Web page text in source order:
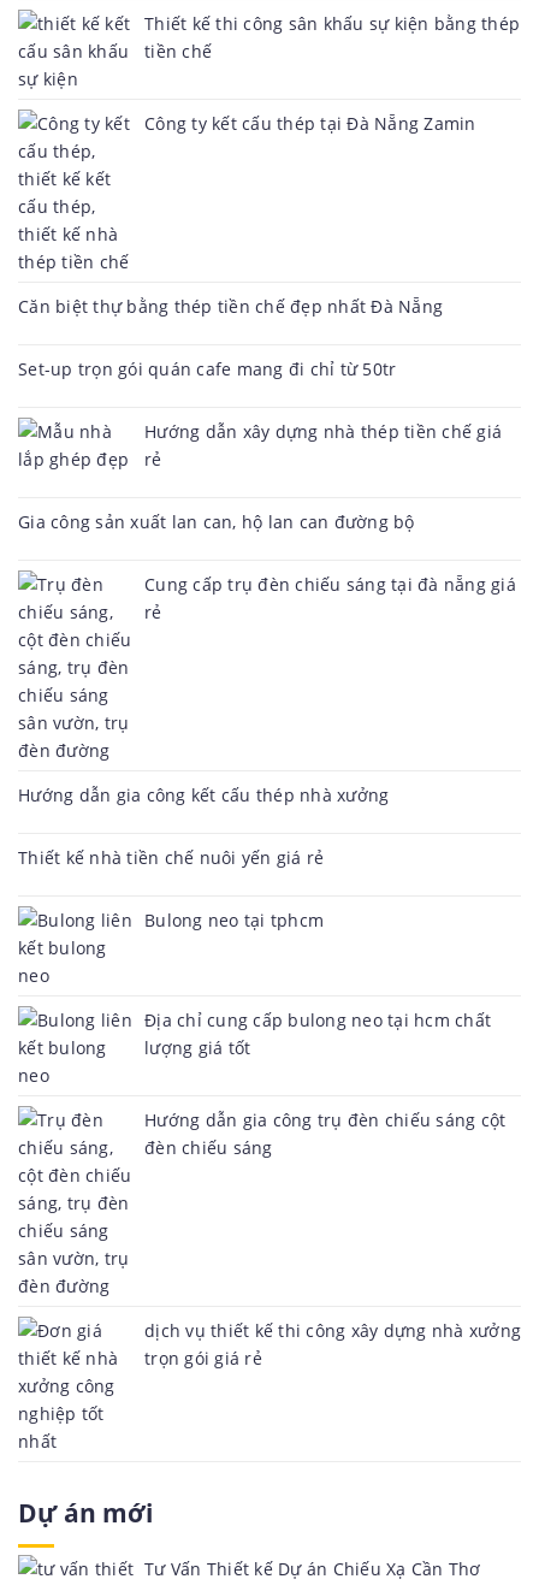
Thiết kế thi công sân khấu sự kiện bằng thép
tiền chế
Công ty kết cấu thép tại Đà Nẵng Zamin
Căn biệt thự bằng thép tiền chế đẹp nhất Đà Nẵng
Set-up trọn gói quán cafe mang đi chỉ từ 50tr
Hướng dẫn xây dựng nhà thép tiền chế giá
rẻ
Gia công sản xuất lan can, hộ lan can đường bộ
Cung cấp trụ đèn chiếu sáng tại đà nẵng giá
rẻ
Hướng dẫn gia công kết cấu thép nhà xưởng
Thiết kế nhà tiền chế nuôi yến giá rẻ
Bulong neo tại tphcm
Địa chỉ cung cấp bulong neo tại hcm chất
lượng giá tốt
Hướng dẫn gia công trụ đèn chiếu sáng cột
đèn chiếu sáng
dịch vụ thiết kế thi công xây dựng nhà xưởng
trọn gói giá rẻ
Dự án mới
Tư Vấn Thiết kế Dự án Chiếu Xạ Cần Thơ